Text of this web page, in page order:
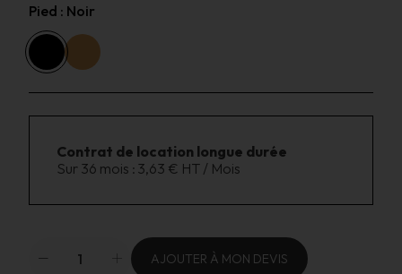
Pied : Noir
Contrat de location longue durée
Sur 36 mois : 3,63 € HT / Mois
AJOUTER À MON DEVIS